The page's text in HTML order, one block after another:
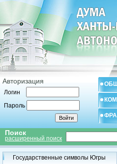
Авторизация
Логин
Пароль
Поиск
расширенный поиск
Государственные символы Югры